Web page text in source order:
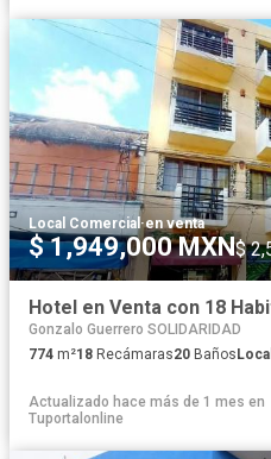
Local Comercial ·en venta
$ 1,949,000 MXN$
Gonzalo Guerrero SOLIDARIDAD
774 m²18 Recámaras20 Baños
Actualizado hace más de 1 mes en
Tuportalonline